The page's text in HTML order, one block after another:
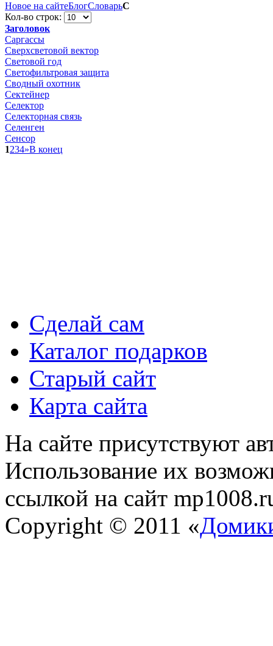
Новое на сайтеБлогСловарьС
Кол-во строк:
Заголовок
Саргассы
Сверхсветовой вектор
Световой год
Светофильтровая защита
Сводный охотник
Сектейнер
Селектор
Селекторная связь
Селенген
Сенсор
1234»В конец
Сделай сам
Каталог подарков
Старый сайт
Карта сайта
На сайте присутствуют
Использование их
ссылкой на сайт
Copyright © 2011 «